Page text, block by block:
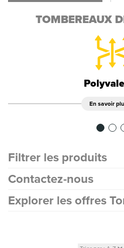
TOMBEREAUX
En savoir
Filtrer les produits
Contactez-nous
Explorer les offres